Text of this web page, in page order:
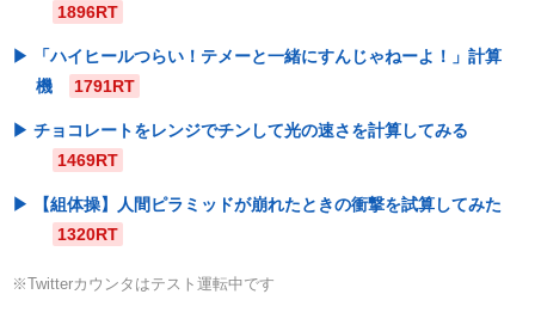
1896RT
「ハイヒールつらい！テメーと一緒にすんじゃねーよ！」計算
機
1791RT
チョコレートをレンジでチンして光の速さを計算してみる
1469RT
【組体操】人間ピラミッドが崩れたときの衝撃を試算してみた
1320RT
※Twitterカウンタはテスト運転中です